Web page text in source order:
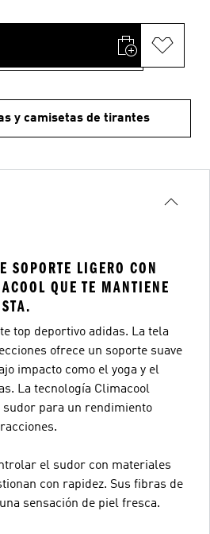
y camisetas de tirantes
SOPORTE LIGERO CON
QUE TE MANTIENE
top deportivo adidas. La tela
ofrece un soporte suave
impacto como el yoga y el
La tecnología Climacool
para un rendimiento
el sudor con materiales
con rapidez. Sus fibras de
sensación de piel fresca.